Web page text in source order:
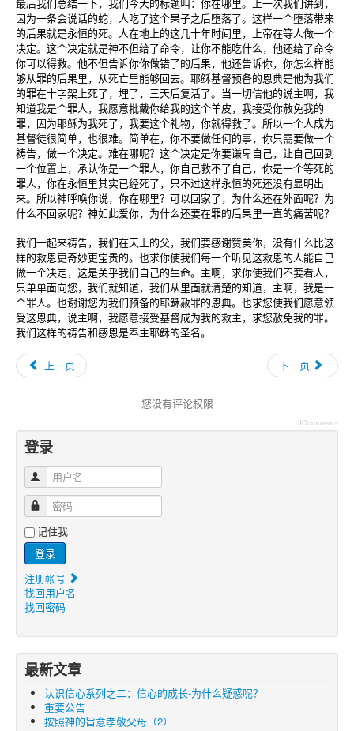
最后我们总结一下，我们今天的标题叫：你在哪里。上一次我们讲到，
因为一条会说话的蛇，人吃了这个果子之后堕落了。这样一个堕落带来
的后果就是永恒的死。人在地上的这几十年时间里，上帝在等人做一个
决定。这个决定就是神不但给了命令，让你不能吃什么，他还给了命令
你可以得救。他不但告诉你你做错了的后果，他还告诉你，你怎么样能
够从罪的后果里，从死亡里能够回去。耶稣基督预备的恩典是他为我们
的罪在十字架上死了，埋了，三天后复活了。当一切信他的说主啊，我
知道我是个罪人，我愿意批戴你给我的这个羊皮，我接受你赦免我的
罪，因为耶稣为我死了，我要这个礼物，你就得救了。所以一个人成为
基督徒很简单，也很难。简单在，你不要做任何的事，你只需要做一个
祷告，做一个决定。难在哪呢？这个决定是你要谦卑自己，让自己回到
一个位置上，承认你是一个罪人，你自己救不了自己，你是一个等死的
罪人，你在永恒里其实已经死了，只不过这样永恒的死还没有显明出
来。所以神呼唤你说，你在哪里？可以回家了，为什么还在外面呢？为
什么不回家呢？神如此爱你，为什么还要在罪的后果里一直的痛苦呢？
我们一起来祷告，我们在天上的父，我们要感谢赞美你，没有什么比这
样的救恩更奇妙更宝贵的。也求你使我们每一个听见这救恩的人能自己
做一个决定，这是关乎我们自己的生命。主啊，求你使我们不要看人，
只单单面向您，我们就知道，我们从里面就清楚的知道，主啊，我是一
个罪人。也谢谢您为我们预备的耶稣赦罪的恩典。也求您使我们愿意领
受这恩典，说主啊，我愿意接受基督成为我的救主，求您赦免我的罪。
我们这样的祷告和感恩是奉主耶稣的圣名。
上一页 下一页
您没有评论权限
JComments
登录
用户名
密码
记住我
登录
注册帐号
找回用户名
找回密码
最新文章
认识信心系列之二：信心的成长-为什么疑惑呢？
重要公告
按照神的旨意孝敬父母（2）